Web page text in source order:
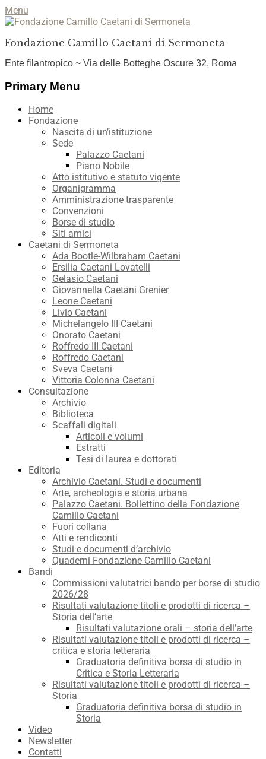
Menu
Fondazione Camillo Caetani di Sermoneta
Ente filantropico ~ Via delle Botteghe Oscure 32, Roma
Facebook
YouTube
Instagram
Primary Menu
Skip
Home
Fondazione
Nascita di un’istituzione
Sede
Palazzo Caetani
Piano Nobile
Atto istitutivo e statuto vigente
Organigramma
Amministrazione trasparente
Convenzioni
Borse di studio
Siti amici
Caetani di Sermoneta
Ada Bootle-Wilbraham Caetani
Ersilia Caetani Lovatelli
Gelasio Caetani
Giovannella Caetani Grenier
Leone Caetani
Livio Caetani
Michelangelo III Caetani
Onorato Caetani
Roffredo III Caetani
Roffredo Caetani
Sveva Caetani
Vittoria Colonna Caetani
Consultazione
Archivio
Biblioteca
Scaffali digitali
Articoli e volumi
Estratti
Tesi di laurea e dottorati
Editoria
Archivio Caetani. Studi e documenti
Arte, archeologia e storia urbana
Palazzo Caetani. Bollettino della Fondazione
Camillo Caetani
Fuori collana
Atti e rendiconti
Studi e documenti d’archivio
Quaderni Fondazione Camillo Caetani
Bandi
Commissioni valutatrici bando per borse di studio
2026/28
Risultati valutazione titoli e prodotti di ricerca –
Storia dell’arte
Risultati valutazione orali – storia dell’arte
Risultati valutazione titoli e prodotti di ricerca –
critica e storia letteraria
Graduatoria definitiva borsa di studio in
Critica e Storia Letteraria
Risultati valutazione titoli e prodotti di ricerca –
Storia
Graduatoria definitiva borsa di studio in
Storia
Video
Newsletter
Contatti